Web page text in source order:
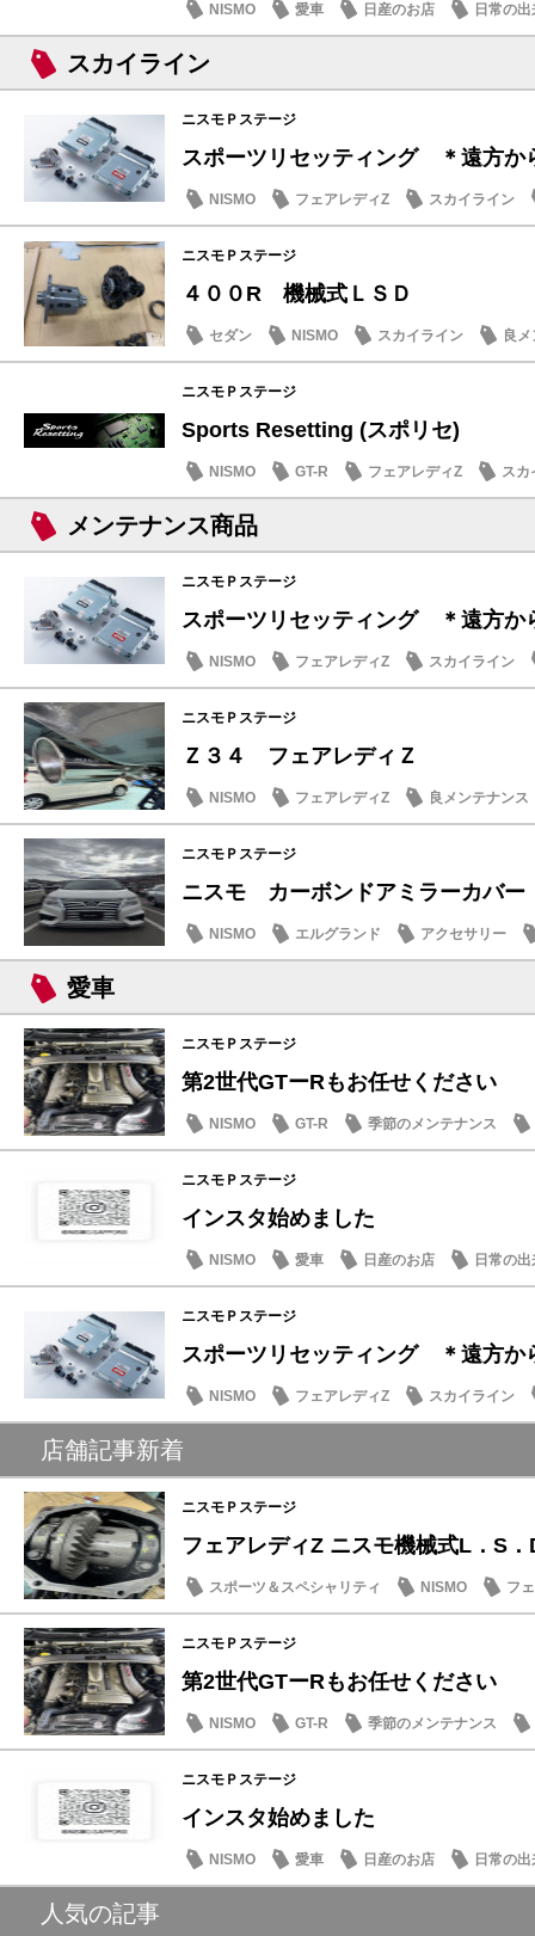
NISMO 愛車 日産のお店 日常の
スカイライン
ニスモＰステージ
スポーツリセッティング ＊遠方か
NISMO フェアレディZ スカイライン
ニスモＰステージ
４００R 機械式ＬＳＤ
セダン NISMO スカイライン 良
ニスモＰステージ
Sports Resetting (スポリセ)
NISMO GT-R フェアレディZ スカ
メンテナンス商品
ニスモＰステージ
スポーツリセッティング ＊遠方か
NISMO フェアレディZ スカイライン
ニスモＰステージ
Ｚ３４ フェアレディＺ
NISMO フェアレディZ 良メンテナンス
ニスモＰステージ
ニスモ カーボンドアミラーカバー
NISMO エルグランド
アクセサリー
メンテナンス商品
愛車
ニスモＰステージ
第2世代GTーRもお任せください
NISMO GT-R 季節のメンテナンス
ニスモＰステージ
インスタ始めました
NISMO 愛車 日産のお店 日常の
ニスモＰステージ
スポーツリセッティング ＊遠方か
NISMO フェアレディZ スカイライン
店舗記事新着
ニスモＰステージ
フェアレディZ ニスモ機械式L．S．
スポーツ＆スペシャリティ NISMO
フ
季節のメンテナンス
ニスモＰステージ
第2世代GTーRもお任せください
NISMO GT-R 季節のメンテナンス
ニスモＰステージ
インスタ始めました
NISMO 愛車 日産のお店 日常の
人気の記事